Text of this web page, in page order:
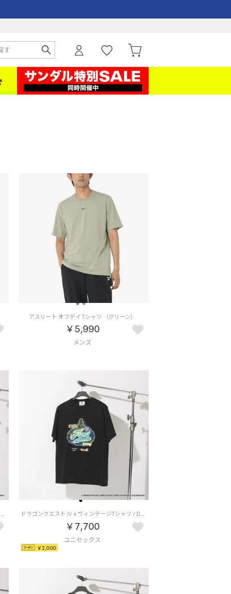
アスリート オフデイ Tシャツ （グリーン）
￥5,990
ドラゴンクエスト Ⅷ x ヴィンテージTシャツ / DRAGON QUEST Ⅷ x VINTAGE TEE 【返品不可商品】（ブラック/イエロー） ドラゴンクエスト Ⅳ x ヴィンテージTシャツ / DRAGON QUEST Ⅳ x VINTAGE TEE 【返品不可商品】 （ブラック/グリーン）
￥7,700
￥2,000